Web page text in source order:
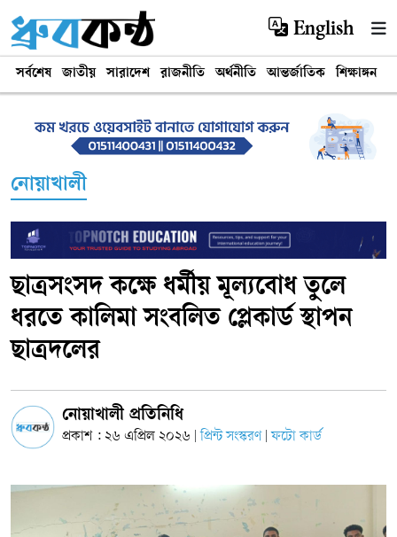
English
সর্বশেষ জাতীয় সারাদেশ রাজনীতি অর্থনীতি আন্তর্জাতিক শিক্ষাঙ্গন
নোয়াখালী
ছাত্রসংসদ কক্ষে ধর্মীয় মূল্যবোধ তুলে
ধরতে কালিমা সংবলিত প্লেকার্ড স্থাপন
ছাত্রদলের
নোয়াখালী প্রতিনিধি
প্রকাশ : ২৬ এপ্রিল ২০২৬ প্রিন্ট সংস্করণ ফটো কার্ড